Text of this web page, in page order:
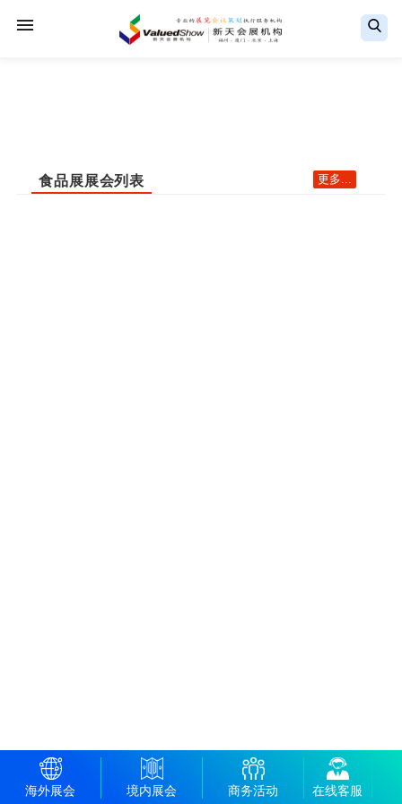
食品展展会列表 更多...
海外展会 境内展会 商务活动 在线客服